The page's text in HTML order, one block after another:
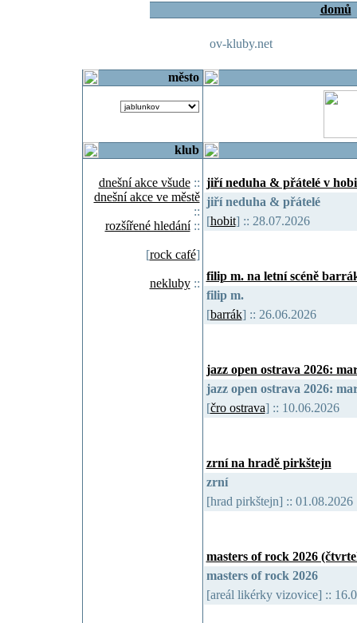
domů
ov-kluby.net
město
klub
dnešní akce všude::
dnešní akce ve městě
::
rozšířené hledání::
[rock café]
nekluby::
jiří neduha & přátelé v
jiří neduha & přátelé
[hobit] :: 28.07.2026
filip m. na letní scéně
filip m.
[barrák] :: 26.06.2026
jazz open ostrava 2026:
jazz open ostrava 2026:
[čro ostrava] :: 10.06.2026
zrní na hradě pirkštejn
zrní
[hrad pirkštejn] ::
masters of rock 2026
masters of rock 2026
[areál likérky vizovice] ::